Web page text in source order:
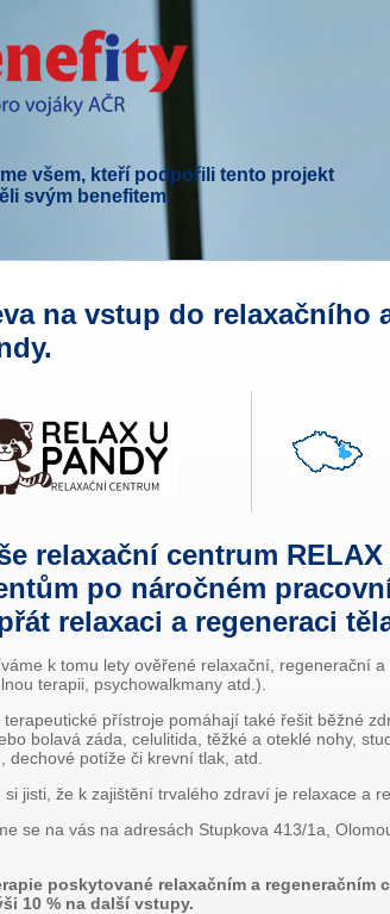
všem, kteří podpořili tento projekt
svým benefitem.
na vstup do relaxačního
relaxační centrum
po náročném
relaxaci a regeneraci
k tomu lety ověřené relaxační, regenerační
terapii, psychowalkmany at­d.).
terapeutické přístroje pomáhají také řešit běžné
bolavá záda, celulitida, těžké a oteklé nohy,
dechové potíže či krevní tlak, atd.
si jisti, že k zajištění trvalého zdraví je relaxace a
se na vás na adresách Stupkova 413/1a,
poskytované relaxačním a regeneračním
10 % na další vstupy.